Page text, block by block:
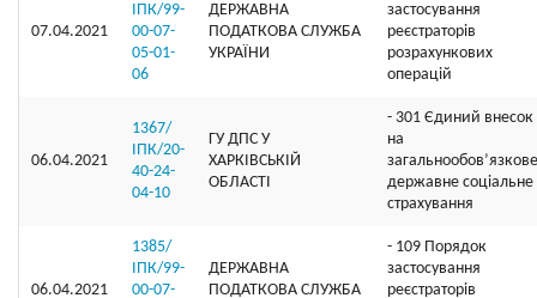
07.04.2021
ІПК/99-
00-07-
05-01-
06
ДЕРЖАВНА
ПОДАТКОВА СЛУЖБА
УКРАЇНИ
застосування
реєстраторів
розрахункових
операцій
06.04.2021
1367/
ІПК/20-
40-24-
04-10
ГУ ДПС У
ХАРКІВСЬКІЙ
ОБЛАСТІ
- 301 Єдиний внесок
на
загальнообов’язкове
державне соціальне
страхування
06.04.2021
1385/
ІПК/99-
00-07-
ДЕРЖАВНА
ПОДАТКОВА СЛУЖБА
- 109 Порядок
застосування
реєстраторів